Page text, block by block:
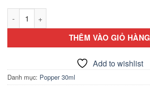
THÊM VÀO GIỎ HÀNG
Add to wishlist
Danh mục: Popper 30ml